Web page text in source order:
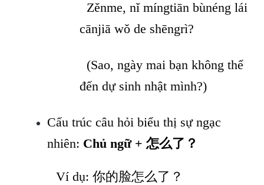
Zěnme, nǐ míngtiān bùnéng lái
cānjiā wǒ de shēngrì?
(Sao, ngày mai bạn không thể
đến dự sinh nhật mình?)
Cấu trúc câu hỏi biểu thị sự ngạc
nhiên: Chủ ngữ + 怎么了？
Ví dụ: 你的脸怎么了？